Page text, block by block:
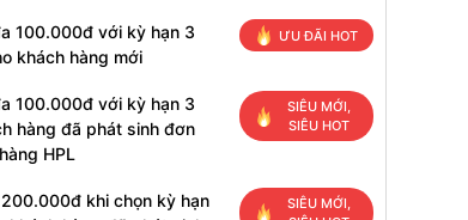
100.000đ với kỳ hạn 3
khách hàng mới
ƯU ĐÃI HOT
100.000đ với kỳ hạn 3
hàng đã phát sinh đơn
hàng HPL
SIÊU MỚI,
SIÊU HOT
200.000đ khi chọn kỳ hạn
SIÊU MỚI,